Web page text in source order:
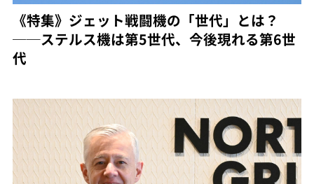
《特集》ジェット戦闘機の「世代」とは？
──ステルス機は第5世代、今後現れる第6世
代